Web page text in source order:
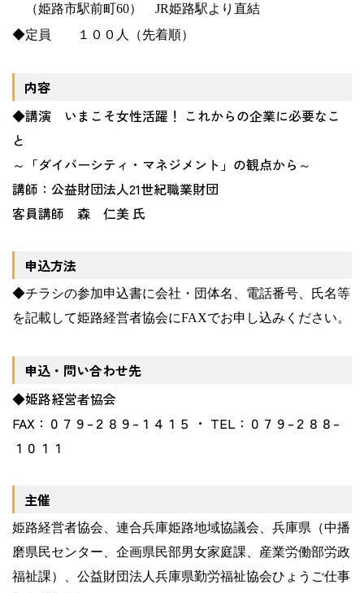
（姫路市駅前町60） JR姫路駅より直結
◆定員 １００人（先着順）
内容
◆講演 いまこそ女性活躍！ これからの企業に必要なこ
と
～「ダイバーシティ・マネジメント」の観点から～
講師：公益財団法人21世紀職業財団
客員講師 森 仁美 氏
申込方法
◆チラシの参加申込書に会社・団体名、電話番号、氏名等
を記載して姫路経営者協会にFAXでお申し込みください。
申込・問い合わせ先
◆姫路経営者協会
FAX：０７９ – ２８９ – １４１５ ・ TEL ：０７９ – ２８８ –
１０１１
主催
姫路経営者協会、連合兵庫姫路地域協議会、兵庫県（中播
磨県民センター、企画県民部男女家庭課、産業労働部労政
福祉課）、公益財団法人兵庫県勤労福祉協会ひょうご仕事